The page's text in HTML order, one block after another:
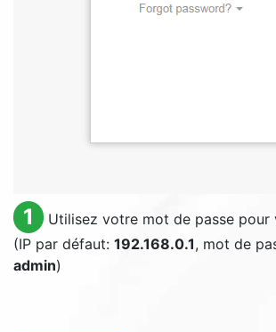
1
Utilisez votre mot de passe pour
(IP par défaut: 192.168.0.1, mot de
admin)